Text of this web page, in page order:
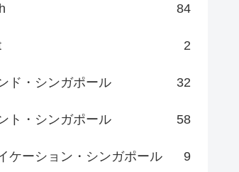
84
2
ド・シンガポール 32
ト・シンガポール 58
ケーション・シンガポール 9